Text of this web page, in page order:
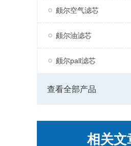
颇尔空气滤芯
颇尔油滤芯
颇尔pall滤芯
查看全部产品
相关文